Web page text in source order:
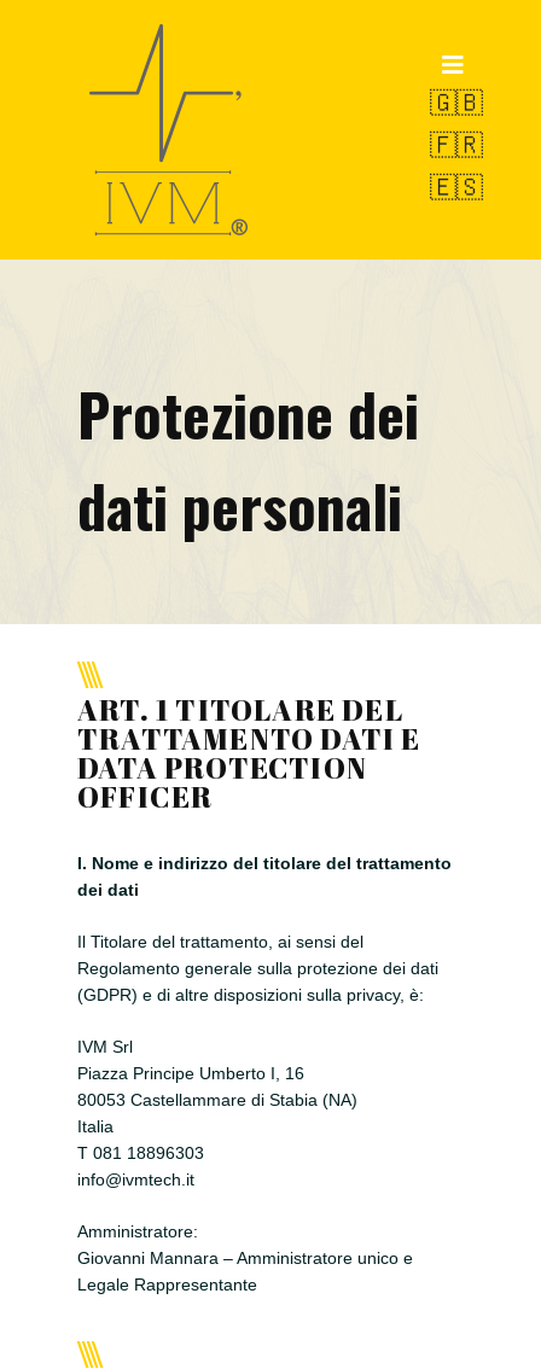
OCTOPUS
Progetto SIDIRR
EW-LMS
Progetto Smart&Start
Progetto IADIPGI
Pillole tecniche
Contatti
🇬🇧
🇫🇷
🇪🇸
Protezione dei
dati personali
ART. 1 TITOLARE DEL
TRATTAMENTO DATI E
DATA PROTECTION
OFFICER
I. Nome e indirizzo del titolare del trattamento
dei dati
Il Titolare del trattamento, ai sensi del
Regolamento generale sulla protezione dei dati
(GDPR) e di altre disposizioni sulla privacy, è:
IVM Srl
Piazza Principe Umberto I, 16
80053 Castellammare di Stabia (NA)
Italia
T 081 18896303
info@ivmtech.it
Amministratore:
Giovanni Mannara – Amministratore unico e
Legale Rappresentante